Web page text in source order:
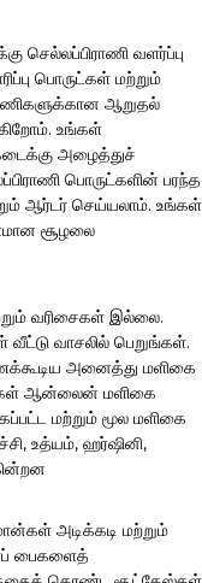
செல்லப்பிராணி வளர்ப்பு
பொருட்கள் மற்றும்
ஆறுதல்
உங்கள்
அழைத்துச்
பொருட்களின் பரந்த
ஆர்டர் செய்யலாம். உங்கள்
சூழலை
வரிசைகள் இல்லை.
வாசலில் பெறுங்கள்.
அனைத்து மளிகை
ஆன்லைன் மளிகை
மற்றும் மூல மளிகை
உத்யம், ஹர்ஷினி,
அடிக்கடி மற்றும்
பைகளைத்